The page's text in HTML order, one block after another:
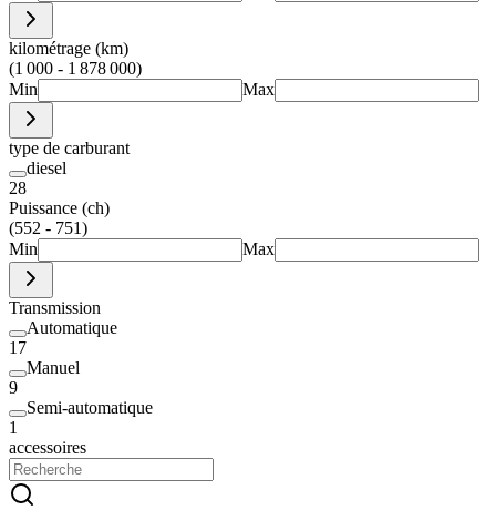
kilométrage (km)
(1 000 - 1 878 000)
Min
Max
type de carburant
diesel
28
Puissance (ch)
(552 - 751)
Min
Max
Transmission
Automatique
17
Manuel
9
Semi-automatique
1
accessoires